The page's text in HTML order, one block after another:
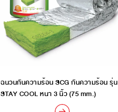
ฉนวนกันความร้อน SCG กันความร้อน รุ่น
STAY COOL หนา 3 นิ้ว (75 mm.)